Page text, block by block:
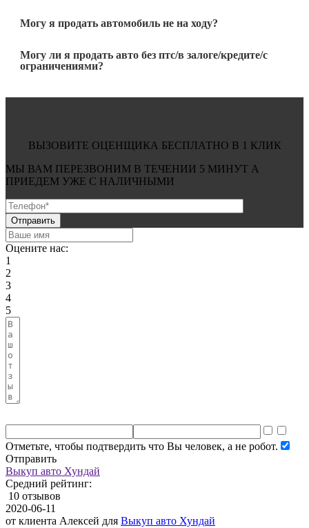
Могу я продать автомобиль не на ходу?
Могу ли я продать авто без птс/в залоге/кредите/с
ограничениями?
ВЫЗОВИТЕ ОЦЕНЩИКА БЕСПЛАТНО В 1 КЛИК
МЫ ВАМ ПЕРЕЗВОНИМ В ТЕЧЕНИИ 5 МИНУТ А
ПРИЕДЕМ УЖЕ С НАЛИЧНЫМИ
Оцените нас:
1
2
3
4
5
Отметьте, чтобы подтвердить что Вы человек, а не робот.
Отправить
Выкуп авто Хундай
Средний рейтинг:
10 отзывов
2020-06-11
от клиента Алексей для Выкуп авто Хундай